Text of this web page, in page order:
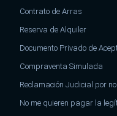
Contrato de Arras
Reserva de Alquiler
Documento Privado de
Compraventa Simulada
Reclamación Judicial por
No me quieren pagar la